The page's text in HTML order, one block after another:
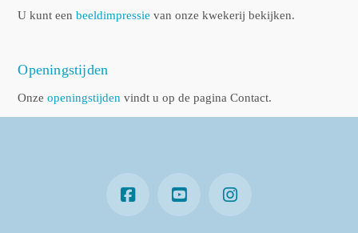
U kunt eenbeeldimpressie van onze kwekerij bekijken.
Openingstijden
Onzeopeningstijden vindt u op de pagina Contact.